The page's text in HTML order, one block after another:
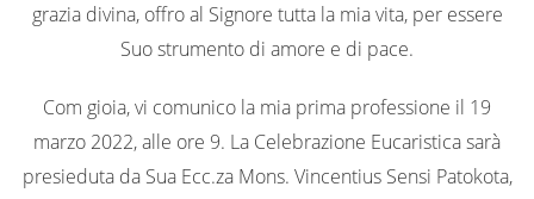
grazia divina, offro al Signore tutta la mia vita, per essere
Suo strumento di amore e di pace.
Com gioia, vi comunico la mia prima professione il 19
marzo 2022, alle ore 9. La Celebrazione Eucaristica sarà
presieduta da Sua Ecc.za Mons. Vincentius Sensi Patokota,